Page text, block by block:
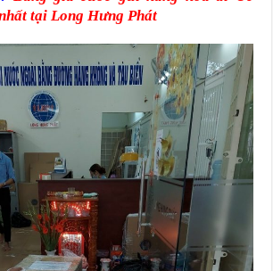
tại Long Hưng Phát